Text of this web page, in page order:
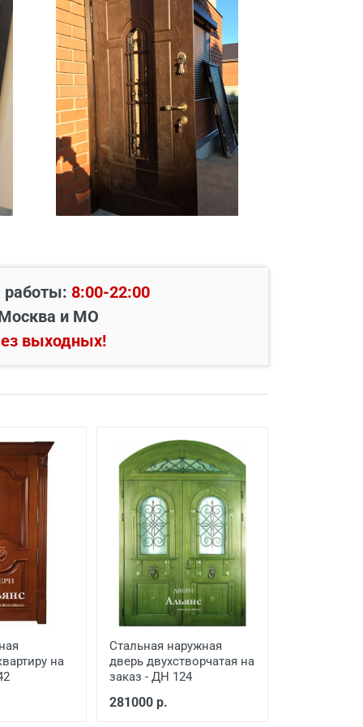
8:00-22:00
и МО
выходных!
на
Стальная наружная
дверь двухстворчатая на
заказ - ДН 124
281000 р.